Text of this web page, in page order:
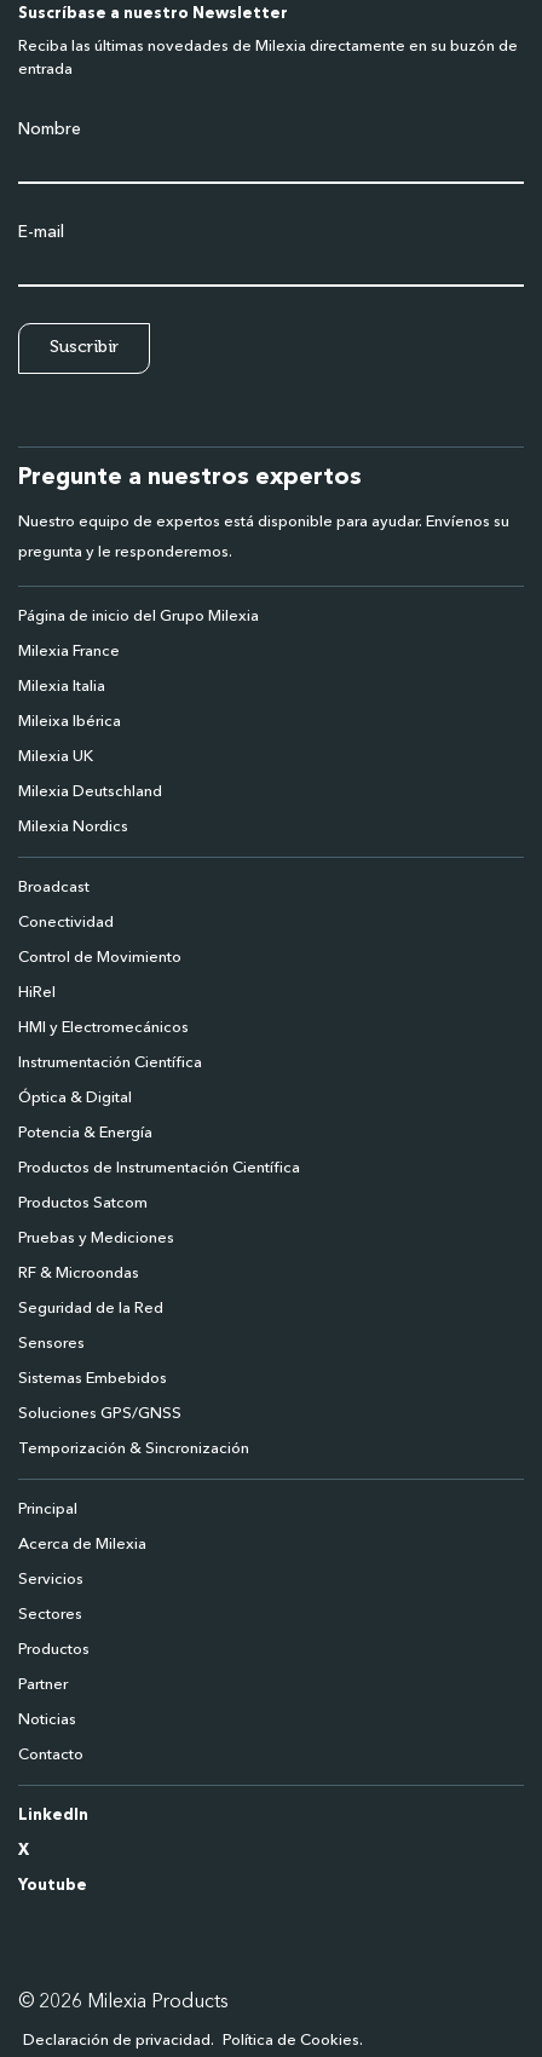
Suscríbase a nuestro Newsletter
Reciba las últimas novedades de Milexia directamente en su buzón de
entrada
Nombre
E-mail
Pregunte a nuestros expertos
Nuestro equipo de expertos está disponible para ayudar. Envíenos su
pregunta y le responderemos.
Página de inicio del Grupo Milexia
Milexia France
Milexia Italia
Mileixa Ibérica
Milexia UK
Milexia Deutschland
Milexia Nordics
Broadcast
Conectividad
Control de Movimiento
HiRel
HMI y Electromecánicos
Instrumentación Científica
Óptica & Digital
Potencia & Energía
Productos de Instrumentación Científica
Productos Satcom
Pruebas y Mediciones
RF & Microondas
Seguridad de la Red
Sensores
Sistemas Embebidos
Soluciones GPS/GNSS
Temporización & Sincronización
Principal
Acerca de Milexia
Servicios
Sectores
Productos
Partner
Noticias
Contacto
LinkedIn
X
Youtube
© 2026 Milexia Products
Declaración de privacidad Política de Cookies